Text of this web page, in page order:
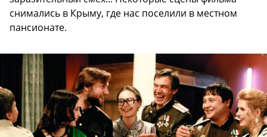
снимались в Крыму, где нас поселили в местном
пансионате.